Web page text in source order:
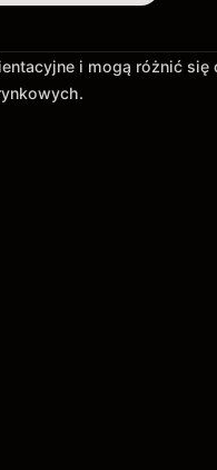
i mogą różnić się